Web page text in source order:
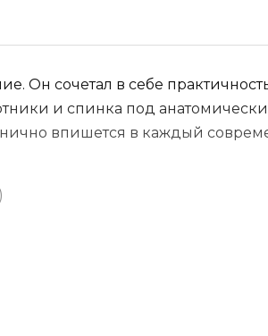
Он сочетал в себе
и спинка под
впишется в каждый